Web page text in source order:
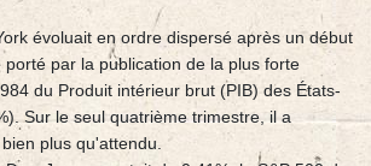
évoluait en ordre dispersé après un début
par la publication de la plus forte
du Produit intérieur brut (PIB) des États-
Sur le seul quatrième trimestre, il a
plus qu'attendu.